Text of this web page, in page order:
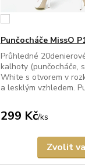
Punčocháče MissO
Průhledné
kalhoty (punčocháče,
White s otvorem v
a lesklým vzhledem.
299 Kč/ks
Zvolit